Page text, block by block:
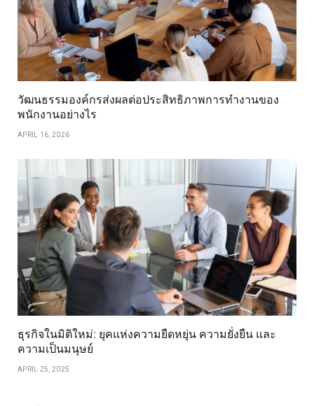
วัฒนธรรมองค์กรส่งผลต่อประสิทธิภาพการทำงานของ
พนักงานอย่างไร
APRIL 16, 2026
ธุรกิจในมิติใหม่: ยุคแห่งความยืดหยุ่น ความยั่งยืน และ
ความเป็นมนุษย์
APRIL 25, 2025